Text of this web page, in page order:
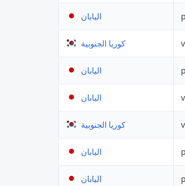
اليابان
كوريا الجنوبية
اليابان
اليابان
كوريا الجنوبية
اليابان
اليابان